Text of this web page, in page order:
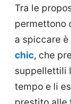
Tra le
permettono
a spiccare
chic, che
suppellettili
tempo e li